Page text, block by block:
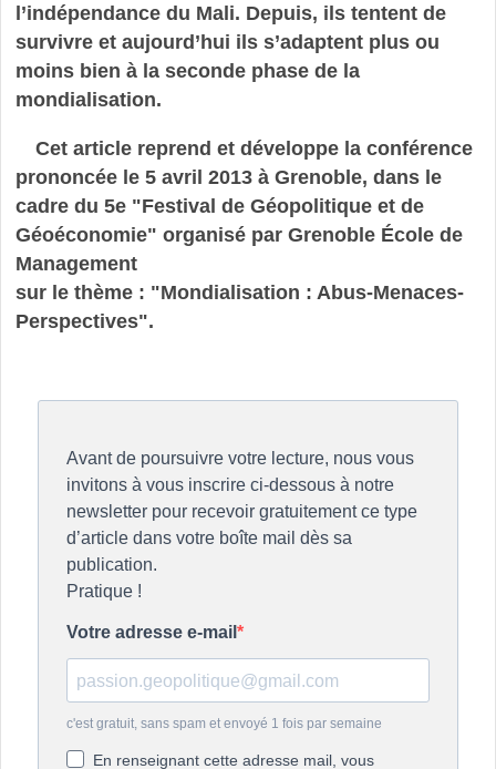
l’indépendance du Mali. Depuis, ils tentent de
survivre et aujourd’hui ils s’adaptent plus ou
moins bien à la seconde phase de la
mondialisation.
Cet article reprend et développe la conférence
prononcée le 5 avril 2013 à Grenoble, dans le
cadre du 5e "Festival de Géopolitique et de
Géoéconomie" organisé par Grenoble École de
Management
sur le thème : "Mondialisation : Abus-Menaces-
Perspectives".